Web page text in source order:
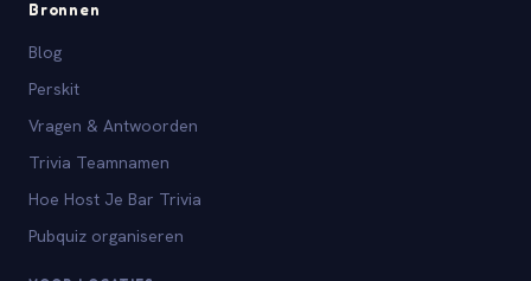
Bronnen
Blog
Perskit
Vragen & Antwoorden
Trivia Teamnamen
Hoe Host Je Bar Trivia
Pubquiz organiseren